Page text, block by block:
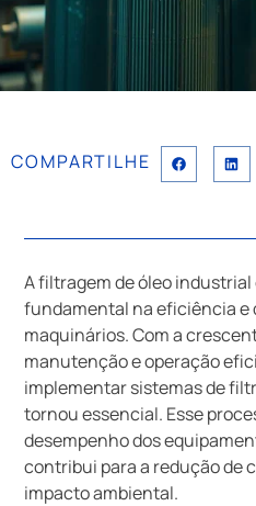
COMPARTILHE
A filtragem de óleo
fundamental na eficiência e
maquinários. Com a
manutenção e operação
implementar sistemas de
tornou essencial. Esse
desempenho dos
contribui para a redução de
impacto ambiental.